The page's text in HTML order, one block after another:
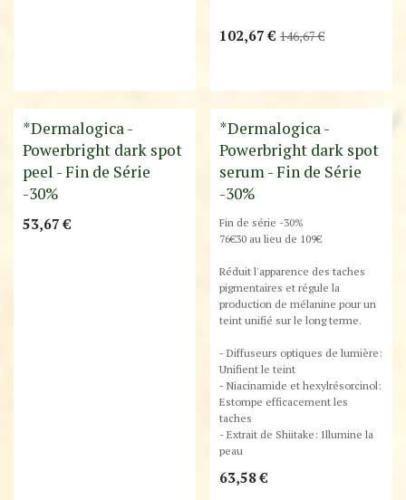
102,67 € 146,67€
Destockage
*Dermalogica -
Powerbright dark spot
peel - Fin de Série
-30%
53,67 €
Destockage
*Dermalogica -
Powerbright dark spot
serum - Fin de Série
-30%
Fin de série -30%
76€30 au lieu de 109€
Réduit l'apparence des taches
pigmentaires et régule la
production de mélanine pour un
teint unifié sur le long terme.
- Diffuseurs optiques de lumière:
Unifient le teint
- Niacinamide et hexylrésorcinol:
Estompe efficacement les
taches
- Extrait de Shiitake: Illumine la
peau
63,58€